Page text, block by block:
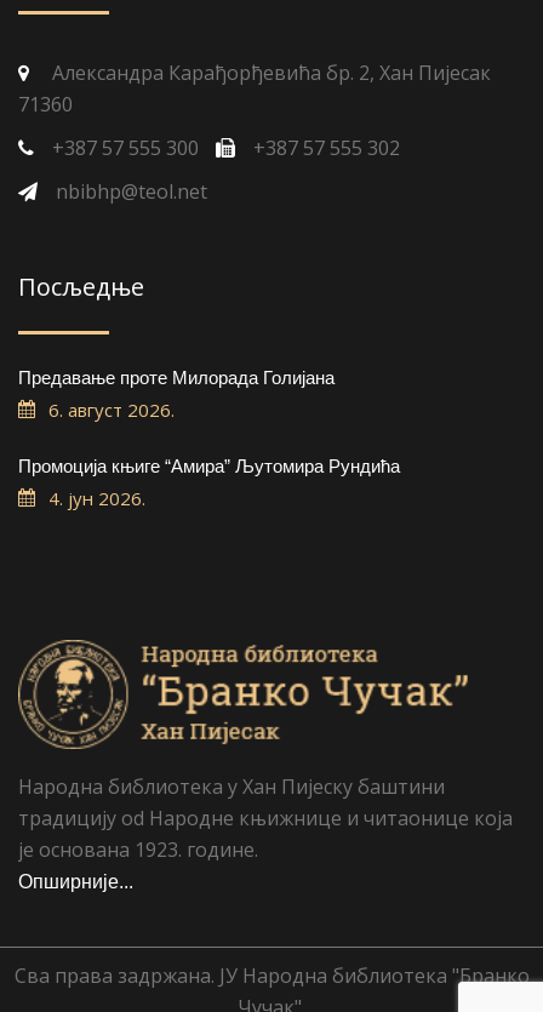
Александра Карађорђевића бр. 2, Хан Пијесак
71360
+387 57 555 300
+387 57 555 302
nbibhp@teol.net
Посљедње
Предавање проте Милорада Голијана
6. август 2026.
Промоција књиге “Амира” Љутомира Рундића
4. јун 2026.
Народна библиотека у Хан Пијеску баштини
традицију od Народне књижнице и читаонице која
је основана 1923. године.
Опширније...
Сва права задржана. ЈУ Народна библиотека "Бранко